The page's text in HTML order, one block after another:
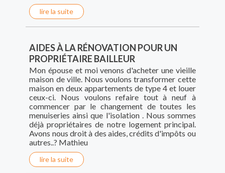
lire la suite
AIDES À LA RÉNOVATION POUR UN
PROPRIÉTAIRE BAILLEUR
Mon épouse et moi venons d'acheter une vieille
maison de ville. Nous voulons transformer cette
maison en deux appartements de type 4 et louer
ceux-ci. Nous voulons refaire tout à neuf à
commencer par le changement de toutes les
menuiseries ainsi que l'isolation . Nous sommes
déjà propriétaires de notre logement principal.
Avons nous droit à des aides, crédits d'impôts ou
autres..? Mathieu
lire la suite